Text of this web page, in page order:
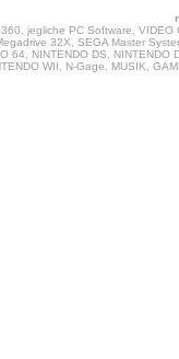
jegliche PC Software,
32X, SEGA Master
64, NINTENDO DS,
WII, N-Gage, MUSIK,